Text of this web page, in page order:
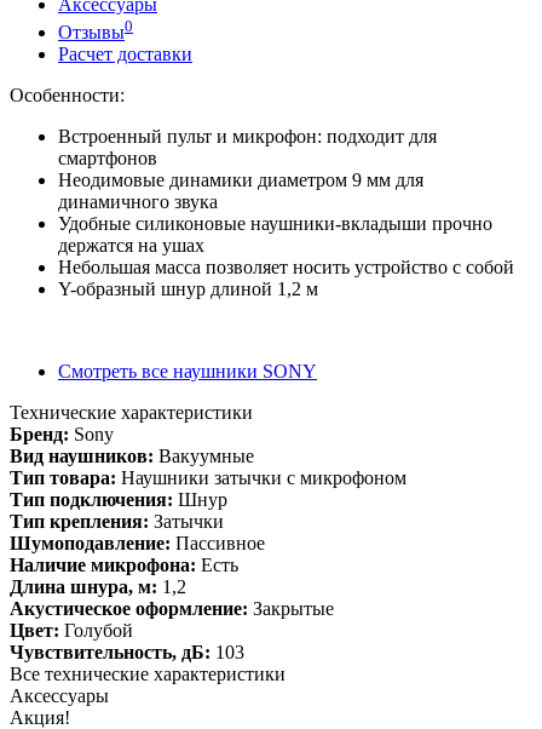
Аксессуары
Отзывы0
Расчет доставки
Особенности:
Встроенный пульт и микрофон: подходит для
смартфонов
Неодимовые динамики диаметром 9 мм для
динамичного звука
Удобные силиконовые наушники-вкладыши прочно
держатся на ушах
Небольшая масса позволяет носить устройство с собой
Y-образный шнур длиной 1,2 м
Смотреть все наушники SONY
Технические характеристики
Бренд: Sony
Вид наушников: Вакуумные
Тип товара: Наушники затычки с микрофоном
Тип подключения: Шнур
Тип крепления: Затычки
Шумоподавление: Пассивное
Наличие микрофона: Есть
Длина шнура, м: 1,2
Акустическое оформление: Закрытые
Цвет: Голубой
Чувствительность, дБ: 103
Все технические характеристики
Аксессуары
Акция!